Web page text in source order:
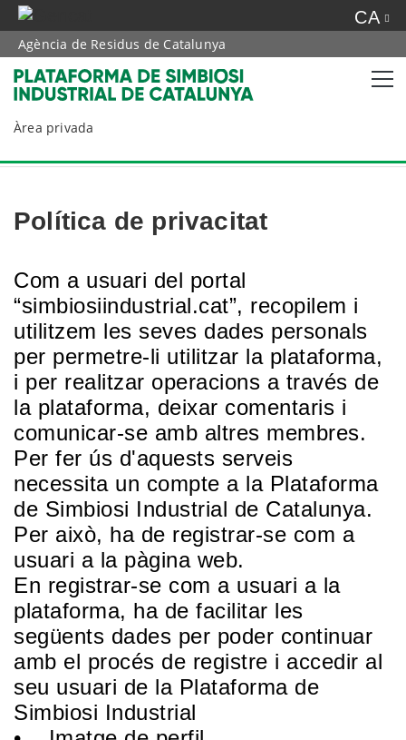
CA
Agència de Residus de Catalunya
Àrea privada
Política de privacitat
Com a usuari del portal
“simbiosiindustrial.cat”, recopilem i
utilitzem les seves dades personals
per permetre-li utilitzar la plataforma,
i per realitzar operacions a través de
la plataforma, deixar comentaris i
comunicar-se amb altres membres.
Per fer ús d'aquests serveis
necessita un compte a la Plataforma
de Simbiosi Industrial de Catalunya.
Per això, ha de registrar-se com a
usuari a la pàgina web.
En registrar-se com a usuari a la
plataforma, ha de facilitar les
següents dades per poder continuar
amb el procés de registre i accedir al
seu usuari de la Plataforma de
Simbiosi Industrial